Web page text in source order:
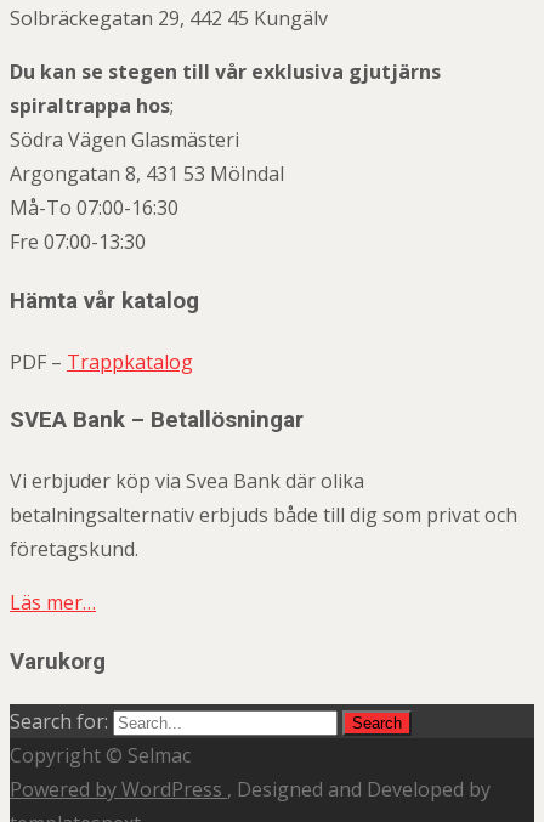
Solbräckegatan 29, 442 45 Kungälv
Du kan se stegen till vår exklusiva gjutjärns
spiraltrappa hos;
Södra Vägen Glasmästeri
Argongatan 8, 431 53 Mölndal
Må-To 07:00-16:30
Fre 07:00-13:30
Hämta vår katalog
PDF – Trappkatalog
SVEA Bank – Betallösningar
Vi erbjuder köp via Svea Bank där olika
betalningsalternativ erbjuds både till dig som privat och
företagskund.
Läs mer…
Varukorg
Search for:
Copyright © Selmac
Powered by WordPress , Designed and Developed by